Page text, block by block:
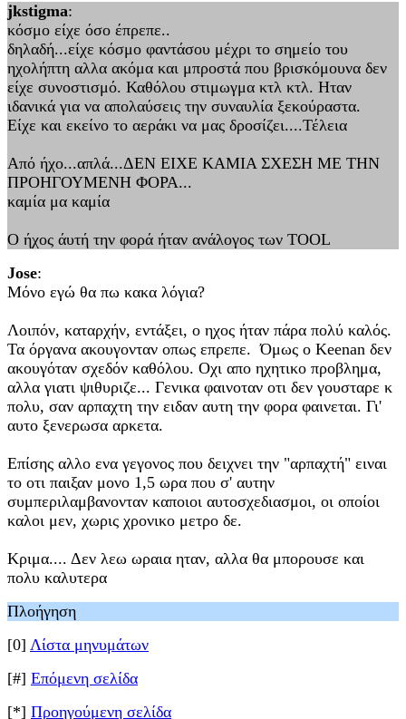
jkstigma:
κόσμο είχε όσο έπρεπε..
δηλαδή...είχε κόσμο φαντάσου μέχρι το σημείο του
ηχολήπτη αλλα ακόμα και μπροστά που βρισκόμουνα δεν
είχε συνοστισμό. Καθόλου στιμωγμα κτλ κτλ. Ηταν
ιδανικά για να απολαύσεις την συναυλία ξεκούραστα.
Είχε και εκείνο το αεράκι να μας δροσίζει....Τέλεια
Από ήχο...απλά...ΔΕΝ ΕΙΧΕ ΚΑΜΙΑ ΣΧΕΣΗ ΜΕ ΤΗΝ
ΠΡΟΗΓΟΥΜΕΝΗ ΦΟΡΑ...
καμία μα καμία
Ο ήχος άυτή την φορά ήταν ανάλογος των TOOL
Jose:
Μόνο εγώ θα πω κακα λόγια?
Λοιπόν, καταρχήν, εντάξει, ο ηχος ήταν πάρα πολύ καλός.
Τα όργανα ακουγονταν οπως επρεπε. Όμως ο Keenan δεν
ακουγόταν σχεδόν καθόλου. Οχι απο ηχητικο προβλημα,
αλλα γιατι ψιθυριζε... Γενικα φαινοταν οτι δεν γουσταρε κ
πολυ, σαν αρπαχτη την ειδαν αυτη την φορα φαινεται. Γι'
αυτο ξενερωσα αρκετα.
Επίσης αλλο ενα γεγονος που δειχνει την "αρπαχτή" ειναι
το οτι παιξαν μονο 1,5 ωρα που σ' αυτην
συμπεριλαμβανονταν καποιοι αυτοσχεδιασμοι, οι οποίοι
καλοι μεν, χωρις χρονικο μετρο δε.
Κριμα.... Δεν λεω ωραια ηταν, αλλα θα μπορουσε και
πολυ καλυτερα
Πλοήγηση
[0] Λίστα μηνυμάτων
[#] Επόμενη σελίδα
[*] Προηγούμενη σελίδα